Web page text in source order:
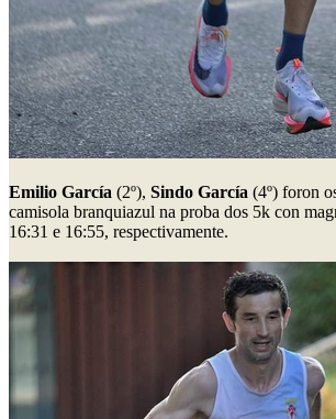
Emilio García (2º), Sindo García (4º) foron
camisola branquiazul na proba dos 5k con
16:31 e 16:55, respectivamente.